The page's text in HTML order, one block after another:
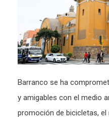
Barranco se ha
y amigables con el medio
promoción de bicicletas,